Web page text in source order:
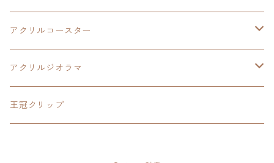
界の軌跡
アクリルジオラマ
イースⅨ
閃の軌跡Ⅳ
碧の軌跡:改
アクリルコースター
イースⅧ
閃の軌跡Ⅱ
アクリルジオラマ
閃の軌跡Ⅲ
王冠クリップ